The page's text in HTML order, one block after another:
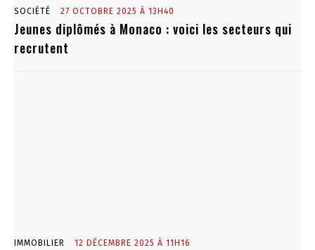
SOCIÉTÉ 27 OCTOBRE 2025 À 13H40
Jeunes diplômés à Monaco : voici les secteurs qui
recrutent
IMMOBILIER 12 DÉCEMBRE 2025 À 11H16